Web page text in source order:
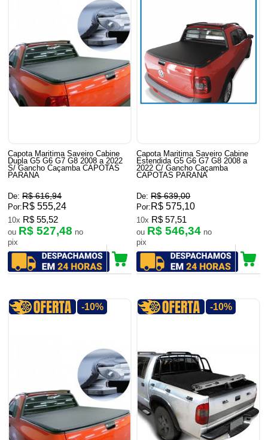
Capota Maritima Saveiro Cabine
Dupla G5 G6 G7 G8 2008 a 2022
S/ Gancho Caçamba CAPOTAS
PARANA
De: R$ 616,94
Por: R$ 555,24
10x R$ 55,52
ou R$ 527,48 no
pix
Capota Maritima Saveiro Cabine
Estendida G5 G6 G7 G8 2008 a
2022 C/ Gancho Caçamba
CAPOTAS PARANA
De: R$ 639,00
Por: R$ 575,10
10x R$ 57,51
ou R$ 546,34 no
pix
-10% -10%